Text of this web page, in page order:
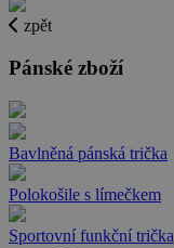
zpět
Pánské zboží
Bavlněná pánská trička
Polokošile s límečkem
Sportovní funkční trička